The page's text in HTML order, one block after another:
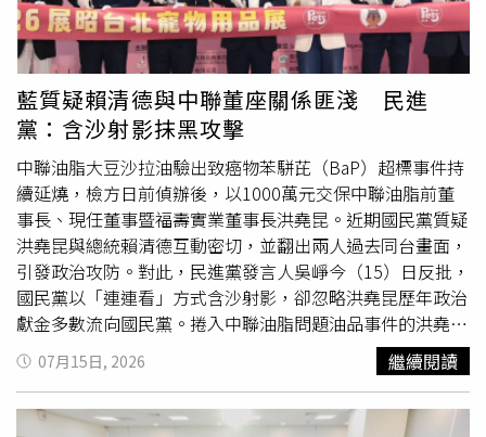
續食用，才會造成健康風險，可是政府沒有對民眾講清楚，
一個勁的「加嚴」下架標準，反而造成民眾恐慌。李姓執行
長透露，這幾天，至少有數十個民眾拿著幾個月前的發票，
到「貴族世家」要求退費，理由是吃了致癌的油。他無奈的
說：「出問題的是中聯等製油大廠，我們才是最大的受害
者。」李姓執行長表示，食安至關重要，多數業者都願意支
持政府鐵腕下架，但業者希望，主管機關能協調沒有問題的
製油工廠，加班增產，確保貨源，平抑油價，同時將這些油
品的健康風險說清楚；此外，這些餐飲業者希望風波過後，
政府協助他們向中聯等製油大廠求償，或許也無法彌補損
失，至少要一些回來，否則，這社會哪有公道？輔導過上百
家餐廳、餐飲創業 者的餐飲系教授張簡勢坤指出，大量的食
用油，既不能使用，也不能倒在水溝裡，政府應該協助回
收，看是製作肥皂還是提煉為生質柴油。他指出，小攤商、
小吃店油品儲備量不多，受到衝擊較小，而油炸類（例如鹽
酥雞）的餐飲業者，通常使用發煙點較高的清香油、油炸
油，不會全部用到有問題的致癌油。較為堪慮的是一般餐
上型電算器等，再到石油危機後出來創業，成立了宏碁集
團；因看好微處理機（microprocessor）將帶動第二次工
業革命，宏碁以「微處理機的園丁」自許，盼把握機會而不
是成為歷史罪人，同時，也還原1992年提出微笑曲線的時
代背景。施振榮也回憶，當年他塑造非主流的組織文化「人
性本善」，當年是出國要公務員蓋章的年代，很多人警告他
這樣會吃虧，但事實證明，自己不但沒有吃虧，還讓很多人
的潛力發揮出來，顯示王道信念的重要。本屆評審團由台灣
評鑑協會名譽理事長許士軍教授擔任評審主席，成員包括前
行政院長毛治國、前行政院長陳冲、潘文淵文教基金會董事
長史欽泰，以及公益平台文化基金會董事長嚴長壽。許士軍
說明，施振榮倡議「王道」理念，將東方智慧融入企業經
營，在ESG成為全球主流之前，便已實踐兼顧利他與永續的
經營哲學；從產業升級、企業治理、人才傳承，到文化藝
術、公益、科技創新及淨零發展，施振榮始終展現前瞻視野
與社會影響力。台灣上市櫃公司協會理事長、信義企業集團
創辦人周俊吉也指出，施振榮畢生推動創新、倡導王道文
藍質疑賴清德與中聯董座關係匪淺 民進
黨：含沙射影抹黑攻擊
中聯油脂大豆沙拉油驗出致癌物苯駢芘（BaP）超標事件持
續延燒，檢方日前偵辦後，以1000萬元交保中聯油脂前董
事長、現任董事暨福壽實業董事長洪堯昆。近期國民黨質疑
洪堯昆與總統賴清德互動密切，並翻出兩人過去同台畫面，
引發政治攻防。對此，民進黨發言人吳崢今（15）日反批，
國民黨以「連連看」方式含沙射影，卻忽略洪堯昆歷年政治
獻金多數流向國民黨。捲入中聯油脂問題油品事件的洪堯昆
近日遭起底，除在中聯油脂事件爆發初期曾與賴清德同台出
席寵物展活動外，也曾在2020年福壽實業
100周年酒會
上，與時任副總統賴清德同台合影。國民黨據此質疑賴清德
與相關業者關係密切，並要求政府說明。對此，吳崢表示，
07月15日, 2026 繼續閱讀